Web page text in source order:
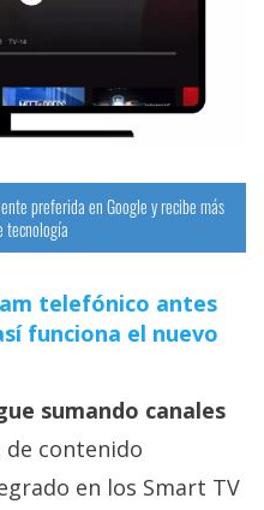
preferida en Google y recibe más
tecnología
telefónico antes
funciona el nuevo
sumando canales
contenido
en los Smart TV